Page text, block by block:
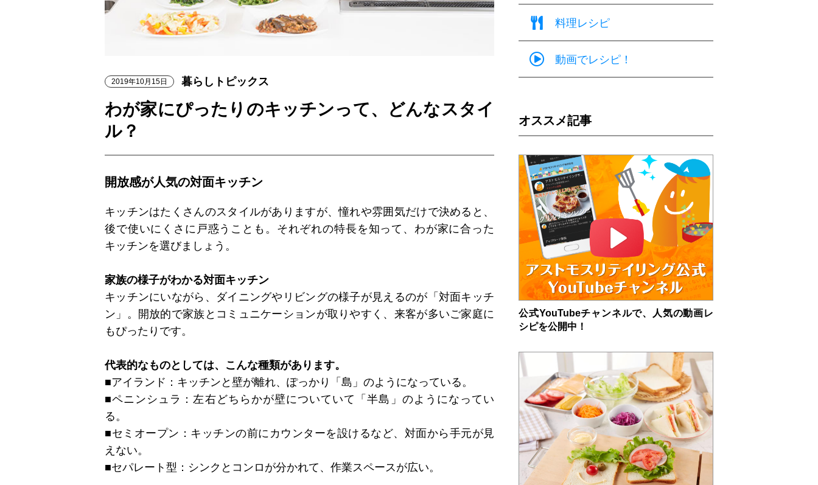
料理レシピ
動画でレシピ！
オススメ記事
公式YouTubeチャンネルで、人気の動画レ
シピを公開中！
2019年10月15日 暮らしトピックス
わが家にぴったりのキッチンって、どんなスタイ
ル？
開放感が人気の対面キッチン
キッチンはたくさんのスタイルがありますが、憧れや雰囲気だけで決めると、
後で使いにくさに戸惑うことも。それぞれの特長を知って、わが家に合った
キッチンを選びましょう。
家族の様子がわかる対面キッチン
キッチンにいながら、ダイニングやリビングの様子が見えるのが「対面キッチ
ン」。開放的で家族とコミュニケーションが取りやすく、来客が多いご家庭に
もぴったりです。
代表的なものとしては、こんな種類があります。
■アイランド：キッチンと壁が離れ、ぽっかり「島」のようになっている。
■ペニンシュラ：左右どちらかが壁についていて「半島」のようになってい
る。
■セミオープン：キッチンの前にカウンターを設けるなど、対面から手元が見
えない。
■セパレート型：シンクとコンロが分かれて、作業スペースが広い。